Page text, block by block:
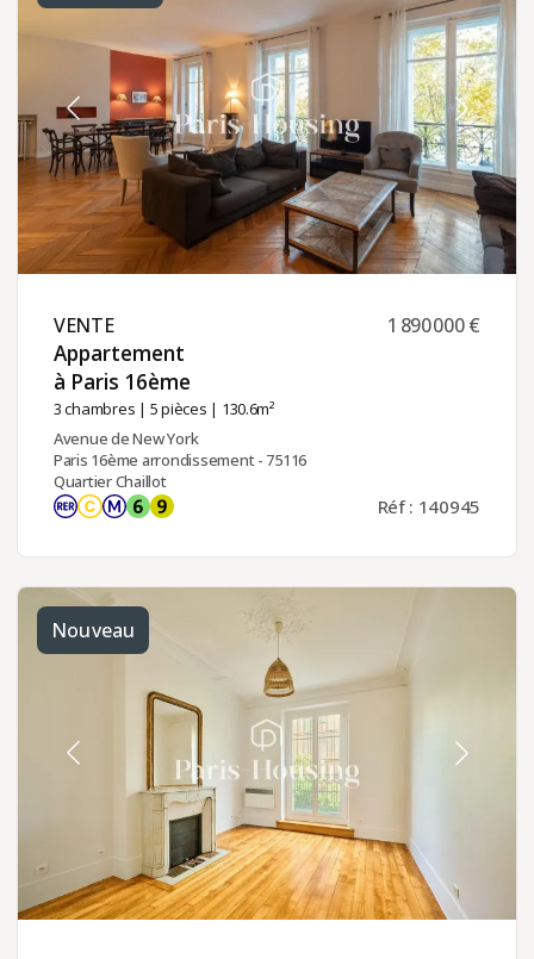
VENTE ​
Appartement
à Paris 16ème ​
3 chambres | 5 pièces | 130.6m²
1 890 000 €
Avenue de New York
Paris 16ème arrondissement - 75116
Quartier Chaillot
Réf : 140945
Nouveau